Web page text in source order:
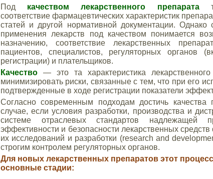
Под качеством лекарственного препарата
соответствие фармацевтических характеристик
статей и другой нормативной документации. Однако
применения лекарств под качеством понимается
назначению, соответствие лекарственных
пациентов, специалистов, регуляторных органов
регистрации) и плательщиков.
Качество — это та характеристика
минимизировать риски, связанные с тем, что при его
подтвержденные в ходе регистрации показатели
Согласно современным подходам достичь
случае, если условия разработки, производства и
системе отраслевых стандартов надлежащей
эффективности и безопасности лекарственных
их исследований и разработки (research and
строгим контролем регуляторных органов.
Для новых лекарственных препаратов этот
основные стадии: